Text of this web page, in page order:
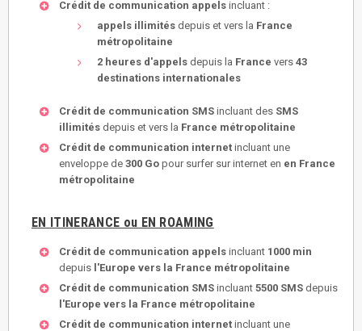
Crédit de communication appels incluant :
appels illimités depuis et vers la France
métropolitaine
2 heures d'appels depuis la France vers 43
destinations internationales
Crédit de communication SMS incluant des SMS
illimités depuis et vers la France métropolitaine
Crédit de communication internet incluant une
enveloppe de 300 Go pour surfer sur internet en en France
métropolitaine
EN ITINERANCE ou EN ROAMING
Crédit de communication appels incluant 1000 min
depuis l'Europe vers la France métropolitaine
Crédit de communication SMS incluant 5500 SMS depuis
l'Europe vers la France métropolitaine
Crédit de communication internet incluant une